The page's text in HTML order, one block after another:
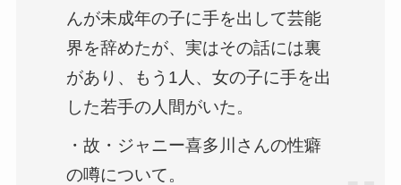
んが未成年の子に手を出して芸能
界を辞めたが、実はその話には裏
があり、もう1人、女の子に手を出
した若手の人間がいた。
・故・ジャニー喜多川さんの性癖
の噂について。